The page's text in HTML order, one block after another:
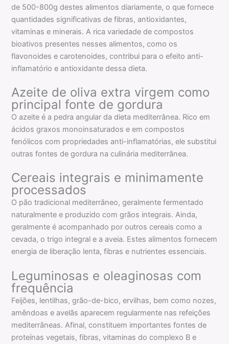
de 500-800g destes alimentos diariamente, o que fornece
quantidades significativas de fibras, antioxidantes,
vitaminas e minerais. A rica variedade de compostos
bioativos presentes nesses alimentos, como os
flavonoides e carotenoides, contribui para o efeito anti-
inflamatório e antioxidante dessa dieta.
Azeite de oliva extra virgem como
principal fonte de gordura
O azeite é a pedra angular da dieta mediterrânea. Rico em
ácidos graxos monoinsaturados e em compostos
fenólicos com propriedades anti-inflamatórias, ele substitui
outras fontes de gordura na culinária mediterrânea.
Cereais integrais e minimamente
processados
O pão tradicional mediterrâneo, geralmente fermentado
naturalmente e produzido com grãos integrais. Ainda,
geralmente é acompanhado por outros cereais como a
cevada, o trigo integral e a aveia. Estes alimentos fornecem
energia de liberação lenta, fibras e nutrientes essenciais.
Leguminosas e oleaginosas com
frequência
Feijões, lentilhas, grão-de-bico, ervilhas, bem como nozes,
amêndoas e avelãs aparecem regularmente nas refeições
mediterrâneas. Afinal, constituem importantes fontes de
proteínas vegetais, fibras, vitaminas do complexo B e